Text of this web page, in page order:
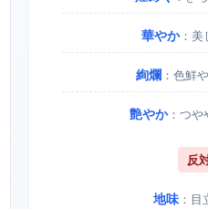
華やか：美
絢爛：色鮮
艶やか：つや
反
地味：目